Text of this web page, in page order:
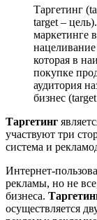
Таргетинг
target –
маркетинге
которая в
покупке
аудитория
бизнес
Таргетинг
участвуют три
система и
Интернет-
рекламы, но не
бизнеса.
осуществляется